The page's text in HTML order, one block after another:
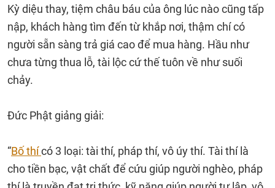
Kỳ diệu thay, tiệm châu báu của ông lúc nào cũng tấp
nập, khách hàng tìm đến từ khắp nơi, thậm chí có
người sẵn sàng trả giá cao để mua hàng. Hầu như
chưa từng thua lỗ, tài lộc cứ thế tuôn về như suối
chảy.
Đức Phật giảng giải:
“Bố thícó 3 loại: tài thí, pháp thí, vô úy thí. Tài thí là
cho tiền bạc, vật chất để cứu giúp người nghèo, pháp